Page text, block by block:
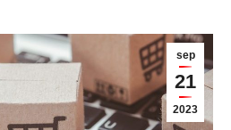
sep
21
2023